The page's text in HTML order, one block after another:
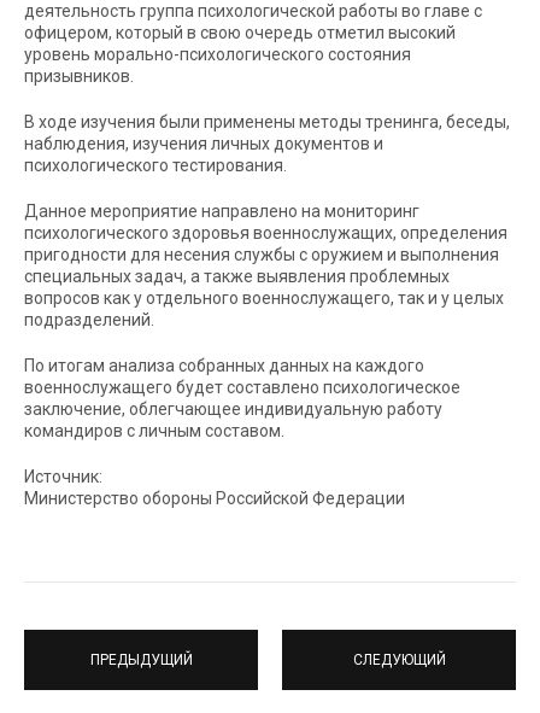
деятельность группа психологической работы во главе с
офицером, который в свою очередь отметил высокий
уровень морально-психологического состояния
призывников.
В ходе изучения были применены методы тренинга, беседы,
наблюдения, изучения личных документов и
психологического тестирования.
Данное мероприятие направлено на мониторинг
психологического здоровья военнослужащих, определения
пригодности для несения службы с оружием и выполнения
специальных задач, а также выявления проблемных
вопросов как у отдельного военнослужащего, так и у целых
подразделений.
По итогам анализа собранных данных на каждого
военнослужащего будет составлено психологическое
заключение, облегчающее индивидуальную работу
командиров с личным составом.
Источник:
Министерство обороны Российской Федерации
ПРЕДЫДУЩИЙ СЛЕДУЮЩИЙ